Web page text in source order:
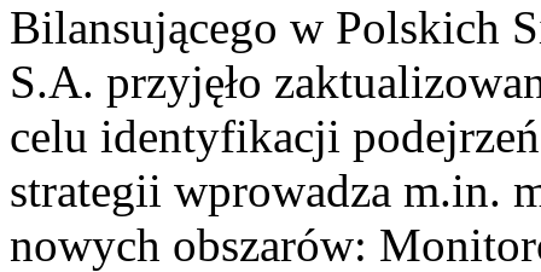
Bilansującego w Polskich
S.A. przyjęło
celu identyfikacji
strategii wprowadza m.in.
nowych obszarów: